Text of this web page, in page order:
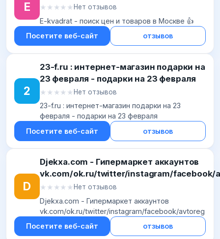
E ★★★★★
★★★★★ Нет отзывов
E-kvadrat - поиск цен и товаров в Москве 👍
Посетите веб-сайт
отзывов
2
23-f.ru : интернет-магазин подарки на
23 февраля - подарки на 23 февраля
★★★★★
★★★★★ Нет отзывов
23-f.ru : интернет-магазин подарки на 23
февраля - подарки на 23 февраля
Посетите веб-сайт
отзывов
D
Djekxa.com - Гипермаркет аккаунтов
vk.com/ok.ru/twitter/instagram/facebook/
★★★★★
★★★★★ Нет отзывов
Djekxa.com - Гипермаркет аккаунтов
vk.com/ok.ru/twitter/instagram/facebook/avtoreg
Посетите веб-сайт
отзывов